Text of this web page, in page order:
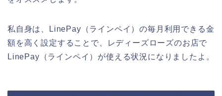
私自身は、LinePay（ラインペイ）の毎月利用できる金
額を高く設定することで、レディーズローズのお店で
LinePay（ラインペイ）が使える状況になりましたよ。